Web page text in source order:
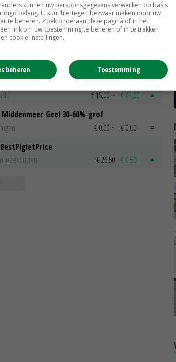
maat 59
€ 12,00 € 0,00
NL Du Be
€ 15,00 ~ € 23,00
Middenmeer Geel 30-60% grof
€ 0,00 ~ € 0,00
BestPigletPrice
weekprijzen
€ 26,50 € 0,50
kunnen uw persoonsgegevens verwerken op basis
belang. U kunt hiertegen bezwaar maken door uw
te beheren. Zoek onderaan deze pagina of in het
link om uw toestemming te beheren of in te trekken
cookie-instellingen.
Toestemming
beheren